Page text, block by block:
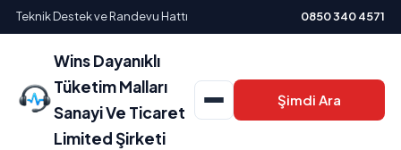
Teknik Destek ve Randevu Hattı 0850 340 4571
Wins Dayanıklı
Tüketim Malları
Sanayi Ve Ticaret
Limited Şirketi
Şimdi Ara